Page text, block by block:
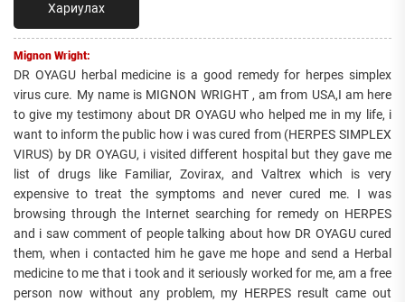
Хариулах
Mignon Wright:
DR OYAGU herbal medicine is a good remedy for herpes simplex
virus cure. My name is MIGNON WRIGHT , am from USA,I am here
to give my testimony about DR OYAGU who helped me in my life, i
want to inform the public how i was cured from (HERPES SIMPLEX
VIRUS) by DR OYAGU, i visited different hospital but they gave me
list of drugs like Familiar, Zovirax, and Valtrex which is very
expensive to treat the symptoms and never cured me. I was
browsing through the Internet searching for remedy on HERPES
and i saw comment of people talking about how DR OYAGU cured
them, when i contacted him he gave me hope and send a Herbal
medicine to me that i took and it seriously worked for me, am a free
person now without any problem, my HERPES result came out